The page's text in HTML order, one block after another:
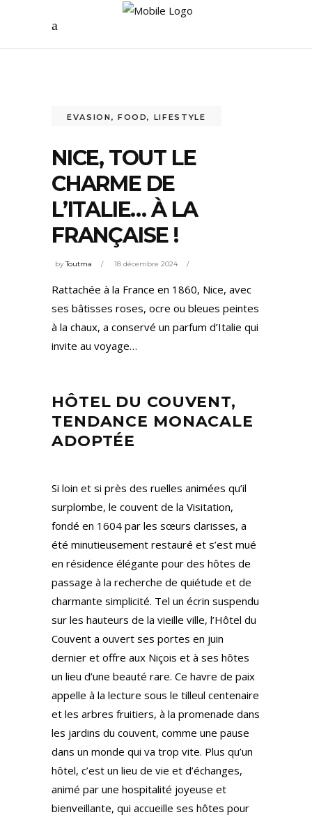
EVASION , FOOD, LIFESTYLE
NICE, TOUT LE
CHARME DE
L’ITALIE… À LA
FRANÇAISE !
byToutma 18 décembre 2024
Rattachée à la France en 1860, Nice, avec
ses bâtisses roses, ocre ou bleues peintes
à la chaux, a conservé un parfum d’Italie qui
invite au voyage…
HÔTEL DU COUVENT,
TENDANCE MONACALE
ADOPTÉE
Si loin et si près des ruelles animées qu’il
surplombe, le couvent de la Visitation,
fondé en 1604 par les sœurs clarisses, a
été minutieusement restauré et s’est mué
en résidence élégante pour des hôtes de
passage à la recherche de quiétude et de
charmante simplicité. Tel un écrin suspendu
sur les hauteurs de la vieille ville, l’Hôtel du
Couvent a ouvert ses portes en juin
dernier et offre aux Niçois et à ses hôtes
un lieu d’une beauté rare. Ce havre de paix
appelle à la lecture sous le tilleul centenaire
et les arbres fruitiers, à la promenade dans
les jardins du couvent, comme une pause
dans un monde qui va trop vite. Plus qu’un
hôtel, c’est un lieu de vie et d’échanges,
animé par une hospitalité joyeuse et
bienveillante, qui accueille ses hôtes pour